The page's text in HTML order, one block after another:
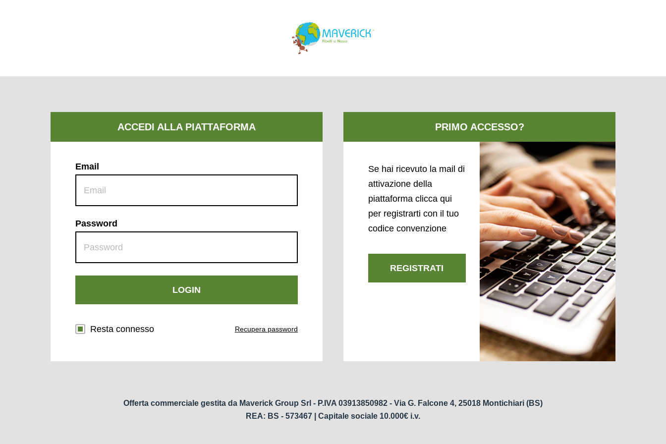
Email
Password
LOGIN
Resta connesso Recupera password
Se hai ricevuto la mail di
attivazione della
piattaforma clicca qui
per registrarti con il tuo
codice convenzione
REGISTRATI
Offerta commerciale gestita da Maverick Group Srl - P.IVA 03913850982 - Via G. Falcone 4, 25018 Montichiari (BS)
REA: BS - 573467 | Capitale sociale 10.000€ i.v.